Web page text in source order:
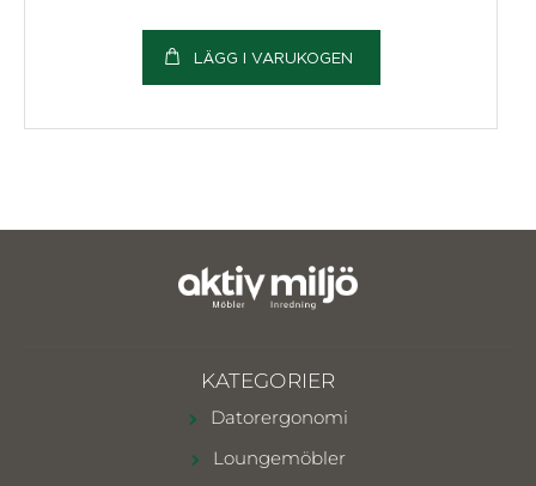
LÄGG I VARUKOGEN
KATEGORIER
Datorergonomi
Loungemöbler